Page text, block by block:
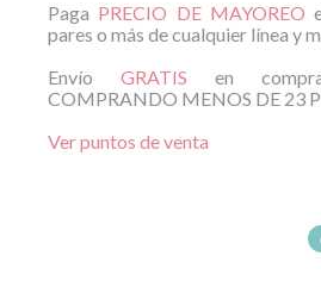
Paga PRECIO DE MAYOREO
pares o más de cualquier línea y
Envío GRATIS en
COMPRANDO MENOS DE 23
Ver puntos de venta